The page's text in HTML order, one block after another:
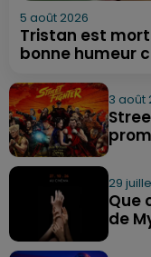
5 août 2026
Tristan est mort
bonne humeur
3 août
29
Que
de